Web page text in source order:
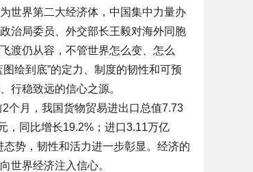
界第二大经济体，中国集中力量办
治局委员、外交部长王毅对海外同胞
渡仍从容，不管世界怎么变、怎么
绘到底”的定力、制度的韧性和可预
行稳致远的信心之源。
月，我国货物贸易进出口总值7.73
，同比增长19.2%；进口3.11万亿
势，韧性和活力进一步彰显。经济的
世界经济注入信心。